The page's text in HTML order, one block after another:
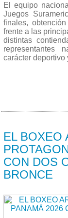
El equipo
Juegos
finales,
frente a las
distintas
representantes
carácter deportivo
EL BOXEO
CON DOS
BRONCE